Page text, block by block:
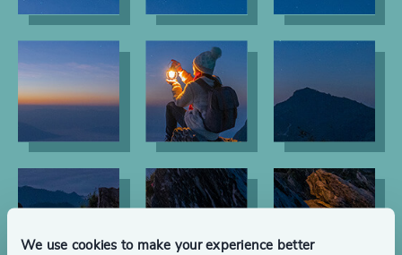
We use cookies to make your experience better